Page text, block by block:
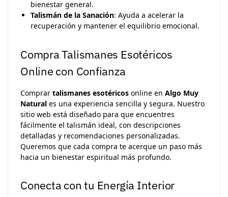
bienestar general.
Talismán de la Sanación: Ayuda a acelerar la
recuperación y mantener el equilibrio emocional.
Compra Talismanes Esotéricos
Online con Confianza
Comprar talismanes esotéricos online en Algo Muy
Natural es una experiencia sencilla y segura. Nuestro
sitio web está diseñado para que encuentres
fácilmente el talismán ideal, con descripciones
detalladas y recomendaciones personalizadas.
Queremos que cada compra te acerque un paso más
hacia un bienestar espiritual más profundo.
Conecta con tu Energía Interior